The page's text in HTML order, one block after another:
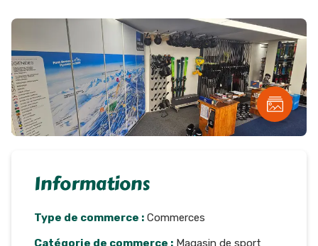
Informations
Type de commerce : Commerces
Catégorie de commerce : Magasin de sport